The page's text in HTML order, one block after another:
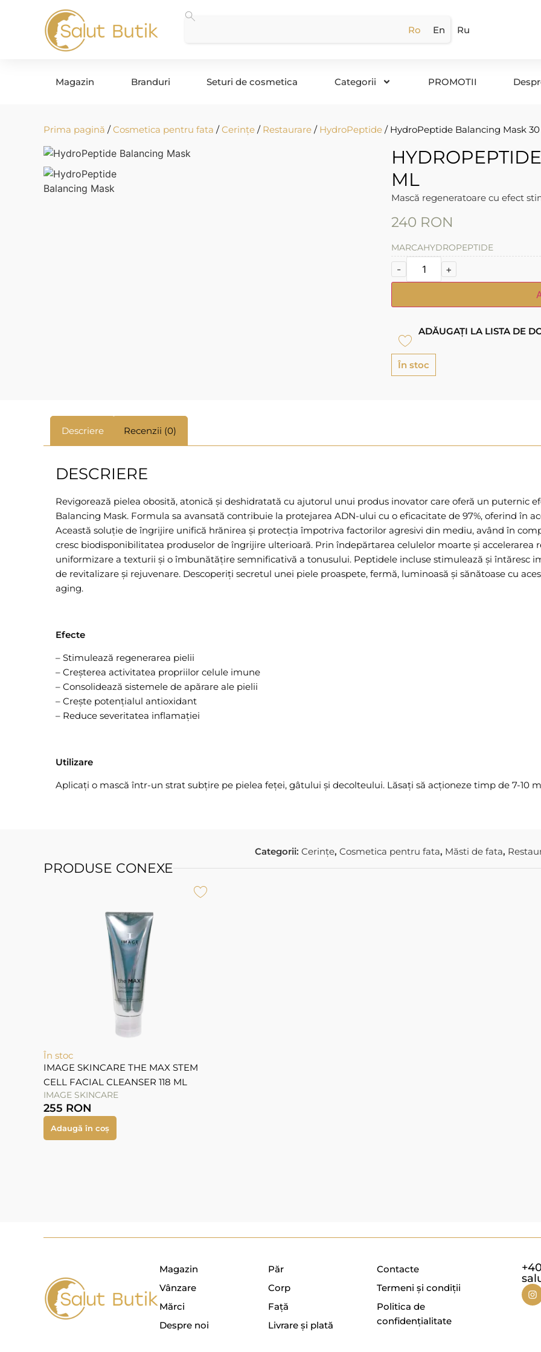
Ro En Ru
Magazin Branduri Seturi de cosmetica Categorii PROMOTII
Prima pagină /Cosmetica pentru fata /Cerințe / Restaurare / HydroPeptide / HydroPeptide Balancing Mask
ML
Mască regeneratoare cu efect
240 RON
MARCAHYDROPEPTIDE
- +
ADĂUGAȚI LA LISTA DE
În stoc
Descriere Recenzii (0)
DESCRIERE
Revigorează pielea obosită, atonică și deshidratată cu ajutorul unui produs inovator care oferă un puternic
Balancing Mask. Formula sa avansată contribuie la protejarea ADN-ului cu o eficacitate de 97%, oferind în
Această soluție de îngrijire unifică hrănirea și protecția împotriva factorilor agresivi din mediu, având în
cresc biodisponibilitatea produselor de îngrijire ulterioară. Prin îndepărtarea celulelor moarte și accelerarea
uniformizare a texturii și o îmbunătățire semnificativă a tonusului. Peptidele incluse stimulează și întăresc
de revitalizare și rejuvenare. Descoperiți secretul unei piele proaspete, fermă, luminoasă și sănătoase cu
aging.
Efecte
– Stimulează regenerarea pielii
– Creșterea activitatea propriilor celule imune
– Consolidează sistemele de apărare ale pielii
– Crește potențialul antioxidant
– Reduce severitatea inflamației
Utilizare
Aplicați o mască într-un strat subțire pe pielea feței, gâtului și decolteului. Lăsați să acționeze timp de 7-10
Categorii: Cerințe, Cosmetica pentru fata, Măsti de fata,
PRODUSE CONEXE
În stoc
IMAGE SKINCARE THE MAX STEM
CELL FACIAL CLEANSER 118 ML
IMAGE SKINCARE
255 RON
Adaugă în coș
Magazin
Vânzare
Mărci
Despre noi
Păr
Corp
Față
Livrare și plată
Contacte
Termeni și condiții
Politica de
confidențialitate